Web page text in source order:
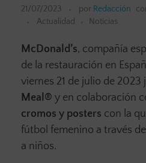
21/07/2023 por Redacción
Actualidad
Noticias
McDonald’s, compañía
de la restauración en
viernes 21 de julio de 2023
Meal® y en colaboración
cromos y posters con la
fútbol femenino a través
a niños.